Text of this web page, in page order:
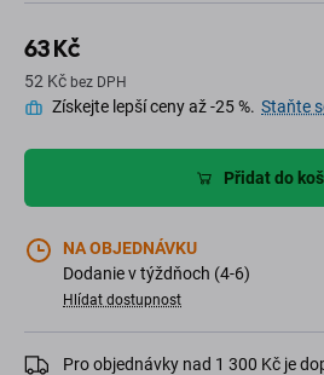
63 Kč
52 Kč bez DPH
Získejte lepší ceny až -25 %. Staňte
Přidat do
NA OBJEDNÁVKU
Dodanie v týždňoch (4-6)
Hlídat dostupnost
Pro objednávky nad 1 300 Kč je